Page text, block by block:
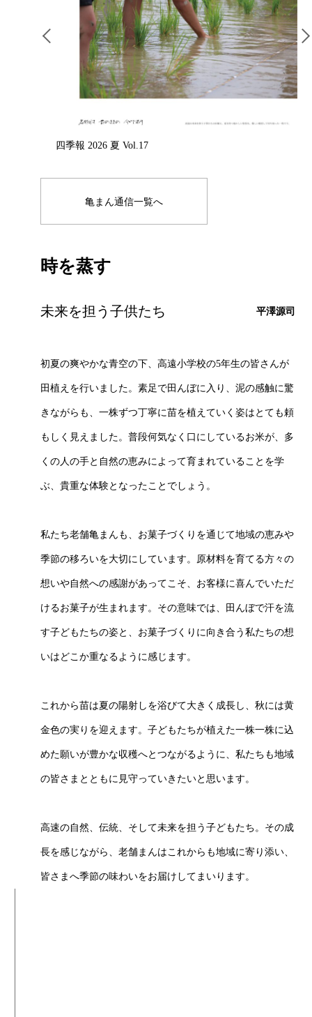
四季報 2026 夏 Vol.17
亀まん通信一覧へ
時を蒸す
未来を担う子供たち 平澤源司
初夏の爽やかな青空の下、高遠小学校の5年生の皆さんが
田植えを行いました。素足で田んぼに入り、泥の感触に驚
きながらも、一株ずつ丁寧に苗を植えていく姿はとても頼
もしく見えました。普段何気なく口にしているお米が、多
くの人の手と自然の恵みによって育まれていることを学
ぶ、貴重な体験となったことでしょう。
私たち老舗亀まんも、お菓子づくりを通じて地域の恵みや
季節の移ろいを大切にしています。原材料を育てる方々の
想いや自然への感謝があってこそ、お客様に喜んでいただ
けるお菓子が生まれます。その意味では、田んぼで汗を流
す子どもたちの姿と、お菓子づくりに向き合う私たちの想
いはどこか重なるように感じます。
これから苗は夏の陽射しを浴びて大きく成長し、秋には黄
金色の実りを迎えます。子どもたちが植えた一株一株に込
めた願いが豊かな収穫へとつながるように、私たちも地域
の皆さまとともに見守っていきたいと思います。
高速の自然、伝統、そして未来を担う子どもたち。その成
長を感じながら、老舗まんはこれからも地域に寄り添い、
皆さまへ季節の味わいをお届けしてまいります。